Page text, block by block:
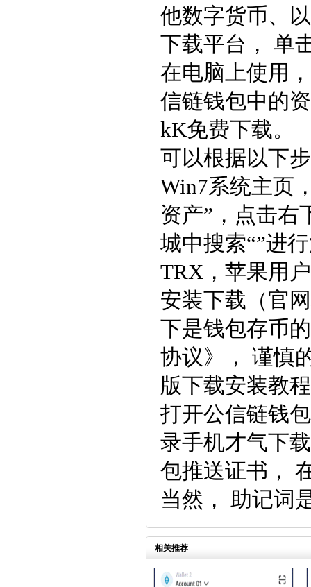
他数字货币、
下载平台， 单
在电脑上使用
信链钱包中的
kK免费下载。
可以根据以下
Win7系统主页
资产”，点击右
城中搜索“”进
TRX，苹果用
安装下载（官
下是钱包存币
协议》， 谨慎
版下载安装教
打开公信链钱
录手机才气下
包推送证书，
当然， 助记词
相关推荐